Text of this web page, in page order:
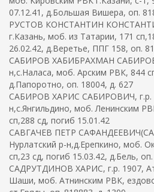
07.12.41, д.Большая Вишера, оп.
РУСТОВ КОНСТАНТИН
г.Казань, моб. из Татарии, 171
26.02.42, д.Веретье, ППГ 158, оп.
САБИРОВ ХАБИБРАХМАН
н,с.Наласа, моб. Арским РВК, 844
д.Папоротно, оп. 18004, д. 627
САБИРОВ ХАРИС САБИРОВИЧ, г.р.
н,с.Янгильдино, моб. Ленинским
сп,288 сд, погиб 15.01.42
САВГАЧЕВ ПЕТР
Нурлатский р-н,д.Ерепкино, моб.
сп,23 сд, погиб 15.03.42, д.Бель,
САДРУТДИНОВ ХАРИС, г.р. 1907,
Шаши, моб. Атнинским РВК,